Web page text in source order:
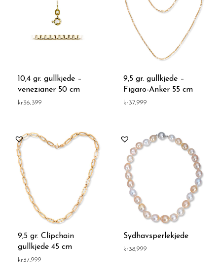
10,4 gr. gullkjede –
venezianer 50 cm
kr36,399
9,5 gr. gullkjede –
Figaro-Anker 55 cm
kr37,999
9,5 gr. Clipchain
gullkjede 45 cm
kr37,999
Sydhavsperlekjede
kr38,999